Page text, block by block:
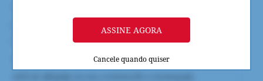
ASSINE AGORA
Cancele quando quiser